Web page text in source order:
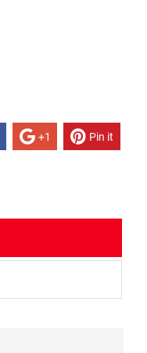
+1 Pin it